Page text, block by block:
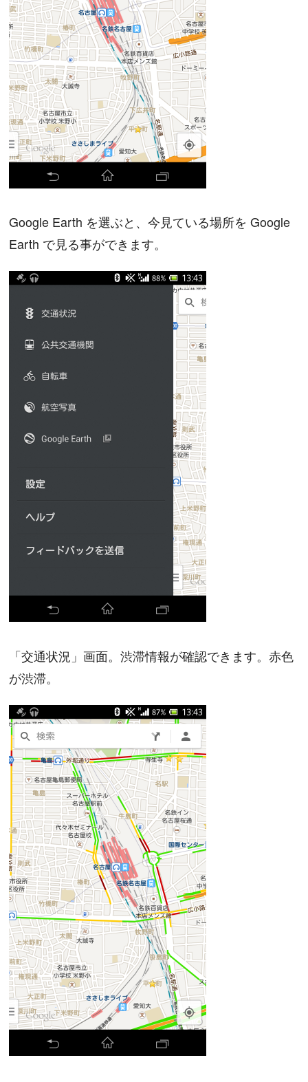
Google Earth を選ぶと、今見ている場所を Google
Earth で見る事ができます。
「交通状況」画面。渋滞情報が確認できます。赤色
が渋滞。